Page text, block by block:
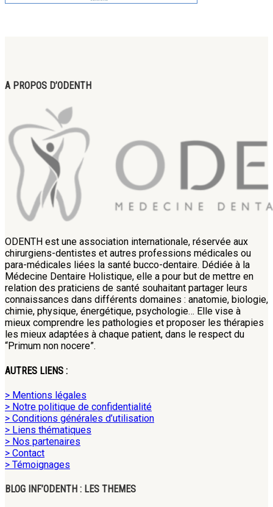
A PROPOS D’ODENTH
ODENTH est une association internationale, réservée aux
chirurgiens-dentistes et autres professions médicales ou
para-médicales liées la santé bucco-dentaire. Dédiée à la
Médecine Dentaire Holistique, elle a pour but de mettre en
relation des praticiens de santé souhaitant partager leurs
connaissances dans différents domaines : anatomie, biologie,
chimie, physique, énergétique, psychologie… Elle vise à
mieux comprendre les pathologies et proposer les thérapies
les mieux adaptées à chaque patient, dans le respect du
“Primum non nocere”.
AUTRES LIENS :
> Mentions légales
> Notre politique de confidentialité
> Conditions générales d’utilisation
> Liens thématiques
> Nos partenaires
> Contact
> Témoignages
BLOG INF’ODENTH : LES THEMES